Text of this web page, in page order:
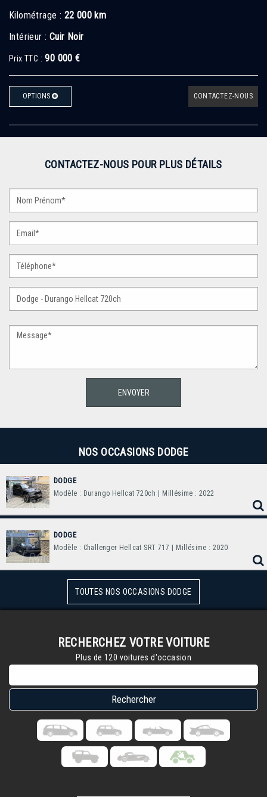
Kilométrage : 22 000 km
Intérieur : Cuir Noir
Prix TTC : 90 000 €
OPTIONS CONTACTEZ-NOUS
CONTACTEZ-NOUS POUR PLUS DÉTAILS
NOS OCCASIONS DODGE
DODGE
Modèle : Durango Hellcat 720ch | Millésime : 2022
DODGE
Modèle : Challenger Hellcat SRT 717 | Millésime : 2020
TOUTES NOS OCCASIONS DODGE
RECHERCHEZ VOTRE VOITURE
Plus de 120 voitures d'occasion